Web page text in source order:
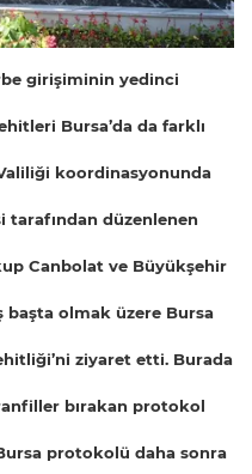
girişiminin yedinci
Bursa’da da farklı
koordinasyonunda
tarafından düzenlenen
Canbolat ve Büyükşehir
başta olmak üzere Bursa
ziyaret etti. Burada
bırakan protokol
protokolü daha sonra